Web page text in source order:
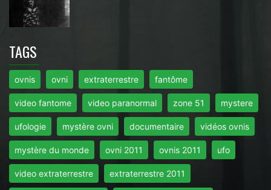
TAGS
ovnis ovni extraterrestre fantôme
video fantome video paranormal zone 51 mystere
ufologie mystère ovni documentaire vidéos ovnis
mystère du monde ovni 2011 ovnis 2011 ufo
video extraterrestre extraterrestre 2011